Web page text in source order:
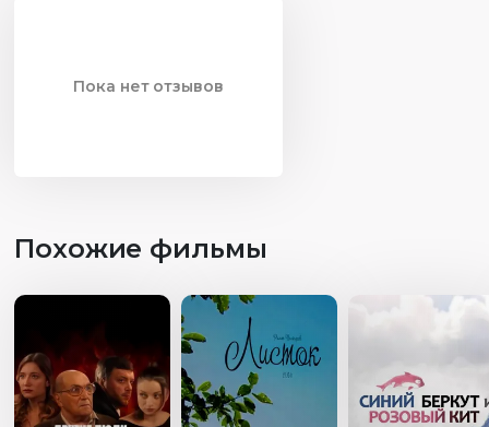
Пока нет отзывов
Похожие фильмы